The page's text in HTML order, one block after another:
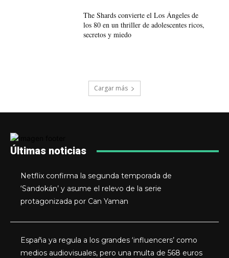
The Shards convierte el Los Ángeles de
los 80 en un thriller de adolescentes ricos,
secretos y miedo
Cargar más
Últimas noticias
Netflix confirma la segunda temporada de
‘Sandokán’ y asume el relevo de la serie
protagonizada por Can Yaman
España ya regula a los grandes ‘influencers’ como
medios audiovisuales, pero una multa de 568 euros